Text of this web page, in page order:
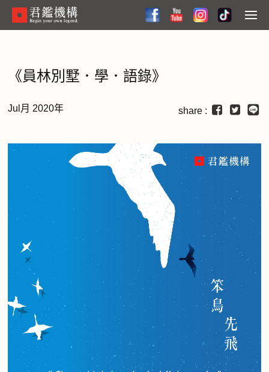
Skip
main
Menu
《員林別墅．學．語錄》
Jul月 2020年 share :